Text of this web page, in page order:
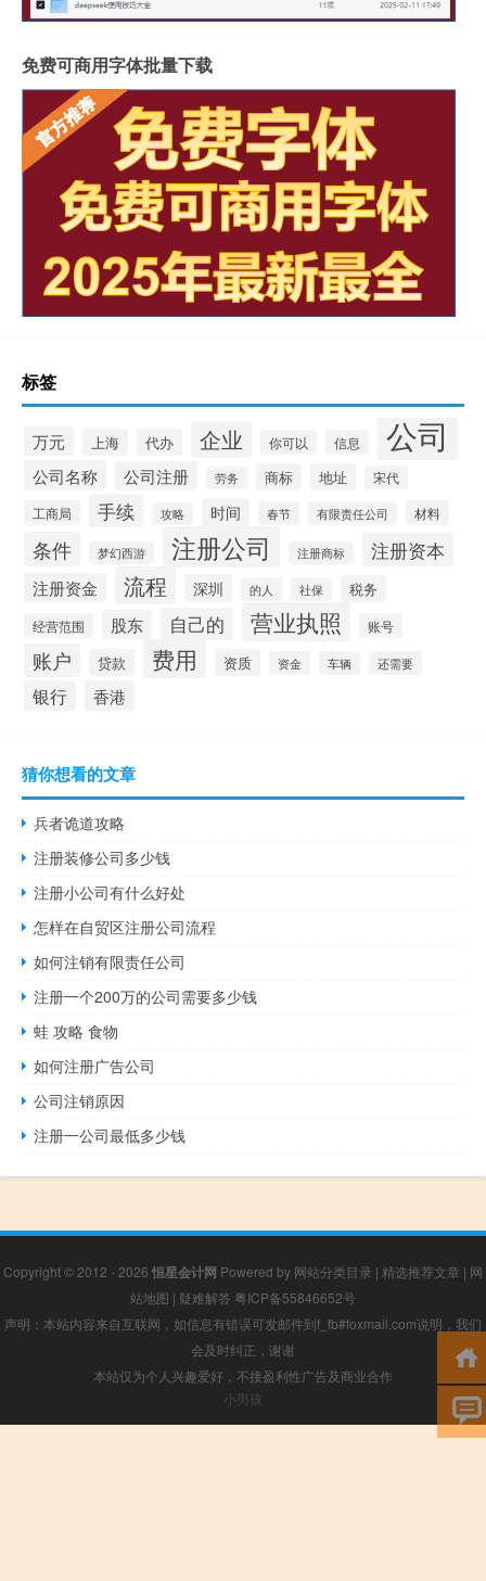
免费可商用字体批量下载
标签
万元 上海 代办 企业 你可以 信息 公司
公司名称 公司注册 劳务 商标 地址 宋代
工商局 手续 攻略 时间 春节 有限责任公司 材料
条件 梦幻西游 注册公司 注册商标 注册资本
注册资金 流程 深圳 的人 社保 税务
经营范围 股东 自己的 营业执照 账号
账户 贷款 费用 资质 资金 车辆 还需要
银行 香港
猜你想看的文章
兵者诡道攻略
注册装修公司多少钱
注册小公司有什么好处
怎样在自贸区注册公司流程
如何注销有限责任公司
注册一个200万的公司需要多少钱
蛙 攻略 食物
如何注册广告公司
公司注销原因
注册一公司最低多少钱
Copyright © 2012 - 2026 恒星会计网 Powered by 网站分类目录 | 精选推荐文章 | 网
站地图 | 疑难解答 粤ICP备55846652号
声明：本站内容来自互联网，如信息有错误可发邮件到f_fb#foxmail.com说明，我们
会及时纠正，谢谢
本站仅为个人兴趣爱好，不接盈利性广告及商业合作
小男孩